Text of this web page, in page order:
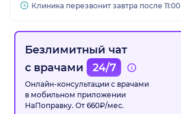
Клиника перезвонит завтра после 11:00
Безлимитный чат
с врачами
24/7
Онлайн-консультации с врачами
в мобильном приложении
НаПоправку. От 660₽/мес.